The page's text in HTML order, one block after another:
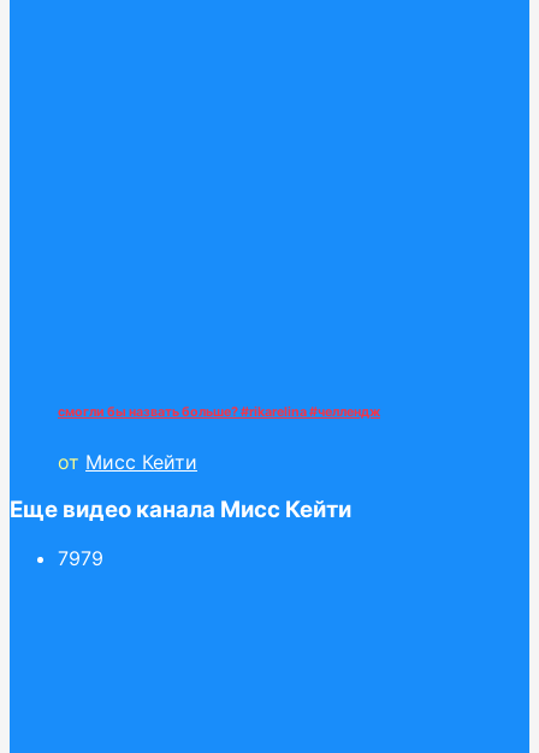
смогли бы назвать больше? #rikarelina #челлендж
от Мисс Кейти
Еще видео канала Мисс Кейти
7979